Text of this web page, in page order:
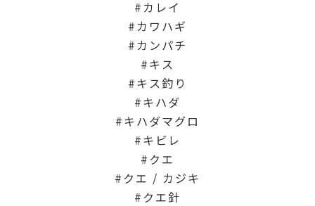
カレイ
カワハギ
カンパチ
キス
キス釣り
キハダ
キハダマグロ
キビレ
クエ
クエ / カジキ
クエ針